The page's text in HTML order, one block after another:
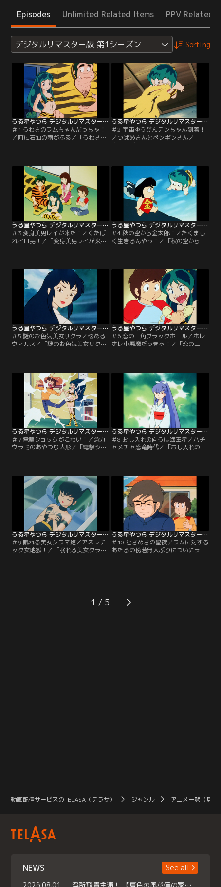
Episodes Unlimited Related Items PPV Related
デジタルリマスター版 第1シーズン Sorting
うる星やつら デジタルリマスター版 第1シーズン ＃001
＃1 うわさのラムちゃんだっちゃ！
／町に石油の雨がふる／「うわさの
に！相手は可愛い鬼族の娘ラム、決
闘方法は鬼ゴッコ！？「町に石油の
雨がふる」あたるのクラスメートの
陰謀でラムを呼ぼうとするが、来た
のは流しの星間タクシー。このタク
シーの料金の値段が…。【提供：バ
ンダイチャンネル】
うる星やつら デジタルリマスター版 第1シーズン ＃002
＃2 宇宙ゆうびんテンちゃん到着！
／つばめさんとペンギンさん／「宇
宙ゆうびんテンちゃん到着！」ラム
愛い幼児なのだが、実は女性には愛
想がいいが…。「つばめさんとペン
ギンさん」学校中の食料を食べまく
るペンギンの正体は、テンのあげた
宇宙キャラメルのおかげで大きくな
った親ツバメ！【提供：バンダイチ
ャンネル】
うる星やつら デジタルリマスター版 第1シーズン ＃003
＃3 変身美男レイが来た！／くたば
れイロ男！／「変身美男レイが来
と巨大虎牛に変身するという変態体
質！ラムをかけて、あたるとレイの
戦慄の戦いが今はじまる！「くたば
れイロ男！」ラムは地球語の話せな
いレイに、プロポーズできたら一緒
に帰ると約束する。【提供：バンダ
うる星やつら デジタルリマスター版 第1シーズン ＃004
＃4 秋の空から金太郎！／たくまし
く生きるんやっ！／「秋の空から金
から美人の保母さんが現れ、あたる
はひと目ぼれするが…。「たくまし
く生きるんやっ！」金太郎たちの修
学旅行はなぜか地球の幼稚園に見学
に行くことになる。そこで金太郎
は…。【提供：バンダイチャンネ
うる星やつら デジタルリマスター版 第1シーズン ＃005
＃5 謎のお色気美女サクラ／悩める
ウィルス／「謎のお色気美女サク
ったお色気美女サクラに悪霊がつい
ていると指摘され…。「悩めるウィ
ルス」あたるの学校の保健医として
やって来たサクラ。生徒たちはサク
ラに治療してもらおうと仮病を使っ
て保健室に押しかける…。【提供：
バンダイチャンネル】
うる星やつら デジタルリマスター版 第1シーズン ＃006
＃6 恋の三角ブラックホール／ホレ
ホレ小悪魔だっきゃ！／「恋の三角
あたるとしのぶも必死に防戦！その
三人を結ぶ領域で飛行機が姿を消し
てしまって…。「ホレホレ小悪魔だ
っきゃ！」ありとあらゆる偶然のせ
いで、あたるは合わせ鏡より小悪魔
を呼び出してしまった。【提供：バ
ンダイチャンネル】
うる星やつら デジタルリマスター版 第1シーズン ＃007
＃7 電撃ショックがこわい！／念力
ウラミのあやつり人形／「電撃ショ
超能力封じ込めのお守り。勝利を喜
ぶあたるだったが…。「念力ウラミ
のあやつり人形」ラムの星でいま大
流行の『念動力人形』。その人形の
中に動かしたい人の髪の毛を入れる
と、自由にその人を操れる…。【提
供：バンダイチャンネル】
うる星やつら デジタルリマスター版 第1シーズン ＃008
＃8 おし入れの向うは海王星／ハチ
ャメチャ恐竜時代／「おし入れの向
がっていたのだ。「ハチャメチャ恐
竜時代」大衝突の果てに恐竜時代に
あたるたちはタイムスリップ！テン
は卵に間違えられるわ、あたるは恐
竜の恋人になったりの大騒ぎ。【提
供：バンダイチャンネル】
うる星やつら デジタルリマスター版 第1シーズン ＃009
＃9 眠れる美女クラマ姫／アスレチ
ック女地獄！／「眠れる美女クラマ
レチック女地獄！」あたるの精神を
鍛え直そうとクラマ姫はワナを仕掛
うる星やつら デジタルリマスター版 第1シーズン ＃010
＃10 ときめきの聖夜／ラムに対する
あたるの傍若無人ぶりについにラム
1
動画配信サービスのTELASA（テラサ） ジャンル アニメ一覧（見放
NEWS
See all
2026.08.01
浮所飛貴主演！ 【夏色の風が僕の家にやってきた】 本日よりテラサで独占配信スタート！